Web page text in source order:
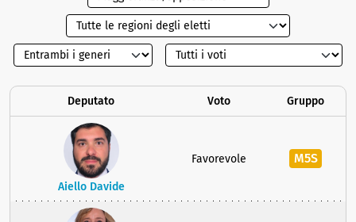
Deputato Voto Gruppo
Aiello Davide
Favorevole M5S